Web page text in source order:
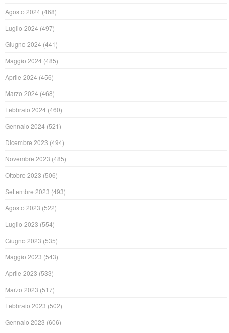
Agosto 2024 (468)
Luglio 2024 (497)
Giugno 2024 (441)
Maggio 2024 (485)
Aprile 2024 (456)
Marzo 2024 (468)
Febbraio 2024 (460)
Gennaio 2024 (521)
Dicembre 2023 (494)
Novembre 2023 (485)
Ottobre 2023 (506)
Settembre 2023 (493)
Agosto 2023 (522)
Luglio 2023 (554)
Giugno 2023 (535)
Maggio 2023 (543)
Aprile 2023 (533)
Marzo 2023 (517)
Febbraio 2023 (502)
Gennaio 2023 (606)